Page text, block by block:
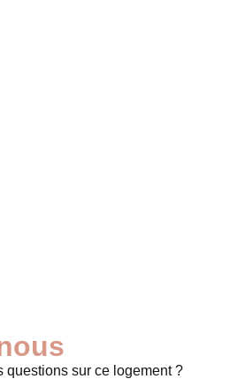
questions sur ce logement ?